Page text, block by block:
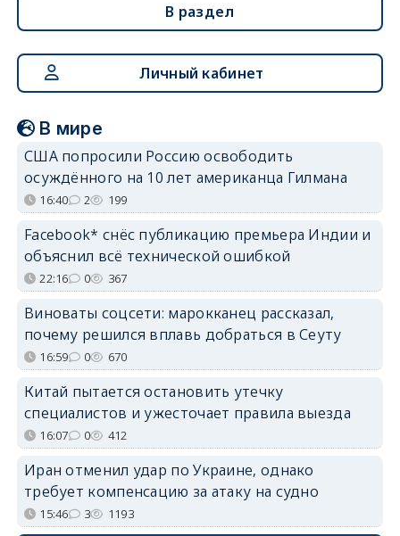
В раздел
Личный кабинет
В мире
США попросили Россию освободить
осуждённого на 10 лет американца Гилмана
16:40 2 199
Facebook* снёс публикацию премьера Индии и
объяснил всё технической ошибкой
22:16 0 367
Виноваты соцсети: марокканец рассказал,
почему решился вплавь добраться в Сеуту
16:59 0 670
Китай пытается остановить утечку
специалистов и ужесточает правила выезда
16:07 0 412
Иран отменил удар по Украине, однако
требует компенсацию за атаку на судно
15:46 3 1193